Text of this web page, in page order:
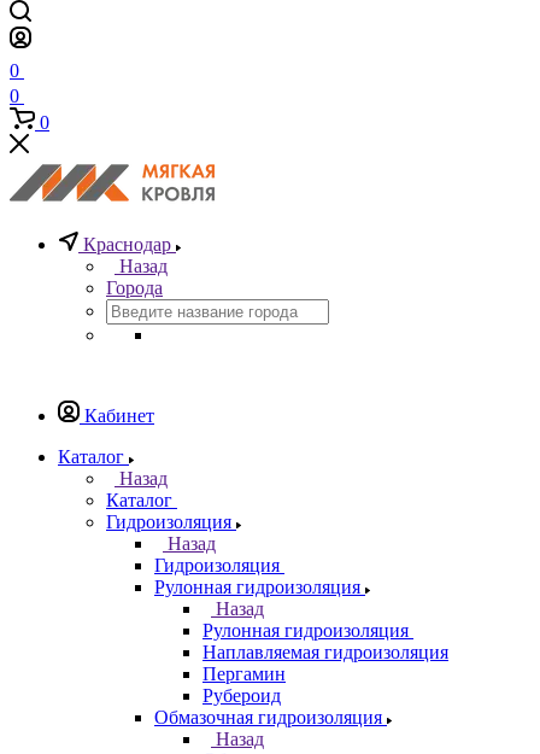
0
0
0
Краснодар
Назад
Города
Кабинет
Каталог
Назад
Каталог
Гидроизоляция
Назад
Гидроизоляция
Рулонная гидроизоляция
Назад
Рулонная гидроизоляция
Наплавляемая гидроизоляция
Пергамин
Рубероид
Обмазочная гидроизоляция
Назад